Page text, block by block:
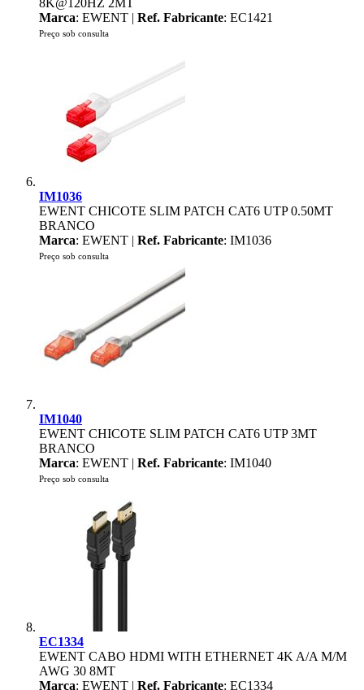
8K@120HZ 2MT
Marca: EWENT | Ref. Fabricante: EC1421
Preço sob consulta
IM1036
EWENT CHICOTE SLIM PATCH CAT6 UTP 0.50MT
BRANCO
Marca: EWENT | Ref. Fabricante: IM1036
Preço sob consulta
IM1040
EWENT CHICOTE SLIM PATCH CAT6 UTP 3MT
BRANCO
Marca: EWENT | Ref. Fabricante: IM1040
Preço sob consulta
EC1334
EWENT CABO HDMI WITH ETHERNET 4K A/A M/M
AWG 30 8MT
Marca: EWENT | Ref. Fabricante: EC1334